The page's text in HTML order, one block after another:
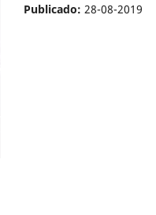
Publicado: 28-08-2019